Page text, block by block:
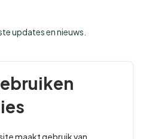
maakt gebruik van
updates en nieuws.